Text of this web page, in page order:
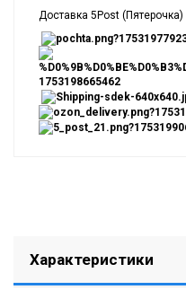
Доставка 5Post
Характеристики